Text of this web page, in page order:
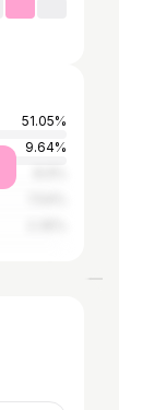
51.05%
9.64%